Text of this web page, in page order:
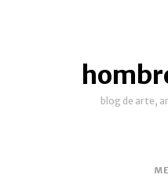
blog de arte,